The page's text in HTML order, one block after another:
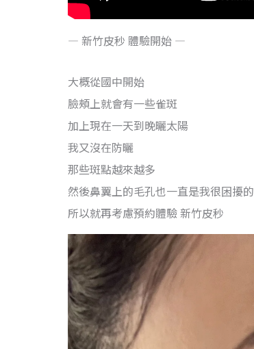
— 新竹皮秒 體驗開始 —
大概從國中開始
臉頰上就會有一些雀斑
加上現在一天到晚曬太陽
我又沒在防曬
那些斑點越來越多
然後鼻翼上的毛孔也一直是我很困擾的
所以就再考慮預約體驗 新竹皮秒